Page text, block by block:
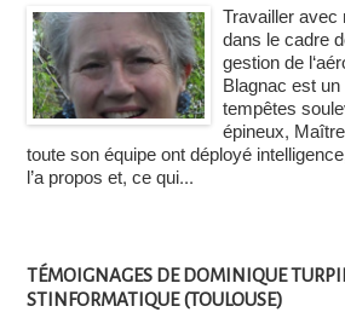
Travailler
dans le cadre
gestion de
Blagnac est
tempêtes
épineux,
toute son équipe ont déployé
l’a propos et, ce qui...
TÉMOIGNAGES DE DOMINIQUE
STINFORMATIQUE (TOULOUSE)